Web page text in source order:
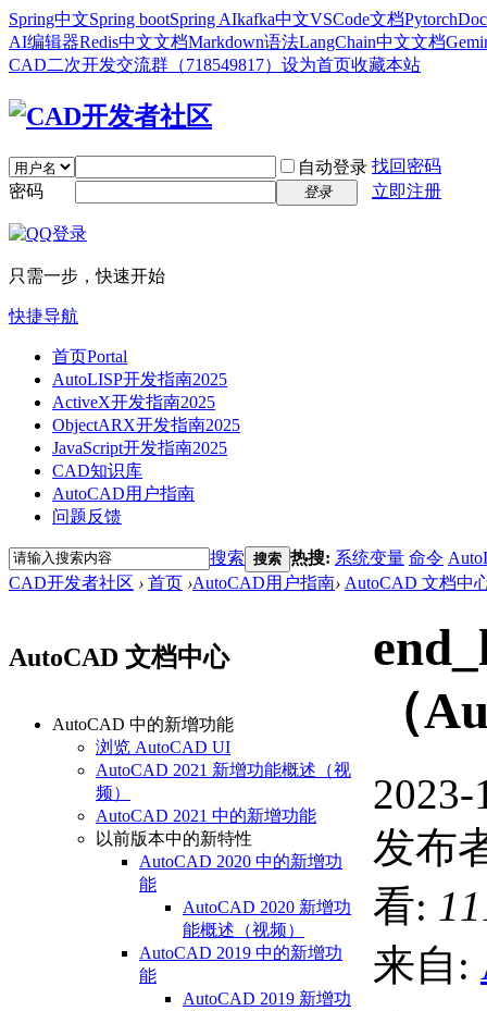
Spring中文Spring bootSpring AIkafka中文VSCode文档Pytorch
AI编辑器Redis中文文档Markdown语法LangChain中文文档
CAD二次开发交流群（718549817） 设为首页收藏本站
自动登录 找回密码
密码
登录 立即注册
只需一步，快速开始
快捷导航
首页Portal
AutoLISP开发指南2025
ActiveX开发指南2025
ObjectARX开发指南2025
JavaScript开发指南2025
CAD知识库
AutoCAD用户指南
问题反馈
搜索 搜索 热搜: 系统变量 命令
CAD开发者社区 › 首页 ›AutoCAD用户指南› AutoCAD 文档中
AutoCAD 文档中心
AutoCAD 中的新增功能
浏览 AutoCAD UI
AutoCAD 2021 新增功能概述（视
频）
AutoCAD 2021 中的新增功能
以前版本中的新特性
AutoCAD 2020 中的新增功
能
AutoCAD 2020 新增功
能概述（视频）
AutoCAD 2019 中的新增功
能
AutoCAD 2019 新增功
（
2023-
发布
看:
来自: